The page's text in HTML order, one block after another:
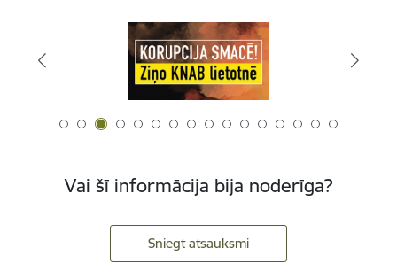
Vai šī informācija bija noderīga?
Sniegt atsauksmi